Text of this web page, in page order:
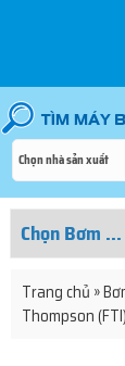
Trang chủ »
Thompson (FTI)